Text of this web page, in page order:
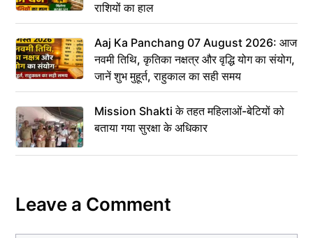
राशियों का हाल
Aaj Ka Panchang 07 August 2026: आज
नवमी तिथि, कृतिका नक्षत्र और वृद्धि योग का संयोग,
जानें शुभ मुहूर्त, राहुकाल का सही समय
Mission Shakti के तहत महिलाओं-बेटियों को
बताया गया सुरक्षा के अधिकार
Leave a Comment